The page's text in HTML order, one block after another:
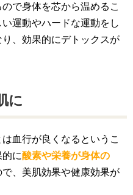
で身体を芯から温めるこ
運動やハードな運動をし
、効果的にデトックスが
に
血行が良くなるというこ
に酸素や栄養が身体の
で、美肌効果や健康効果が